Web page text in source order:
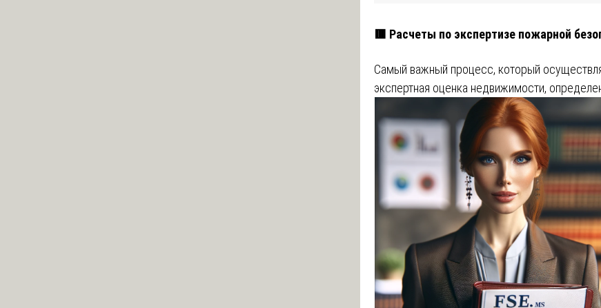
🟥 Расчеты по экспертизе пожарной
Самый важный процесс, который
экспертная оценка недвижимости,